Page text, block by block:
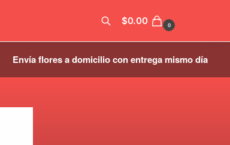
$0.00 0
Envía flores a domicilio con entrega mismo día